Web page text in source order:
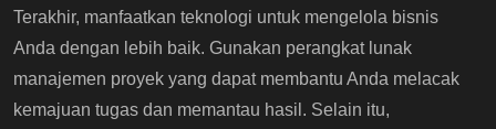
Terakhir, manfaatkan teknologi untuk mengelola bisnis
Anda dengan lebih baik. Gunakan perangkat lunak
manajemen proyek yang dapat membantu Anda melacak
kemajuan tugas dan memantau hasil. Selain itu,